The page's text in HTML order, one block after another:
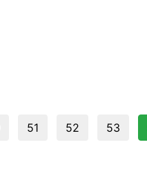
51 52 53